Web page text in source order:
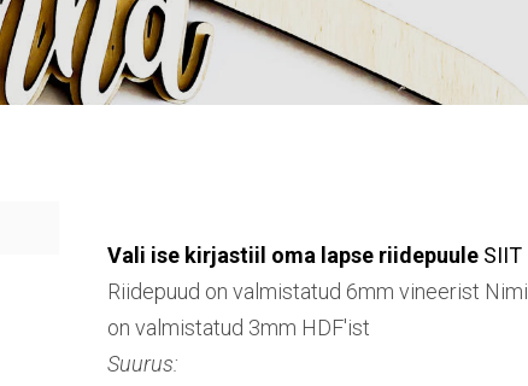
Vali ise kirjastiil oma lapse riidepuule SIIT
Riidepuud on valmistatud 6mm vineerist Nimi
on valmistatud 3mm HDF'ist
Suurus: